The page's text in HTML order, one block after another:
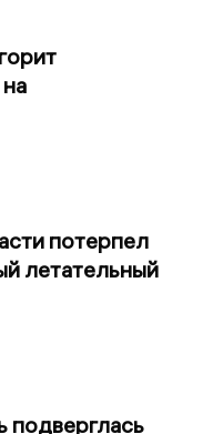
потерпел
летательный
подверглась